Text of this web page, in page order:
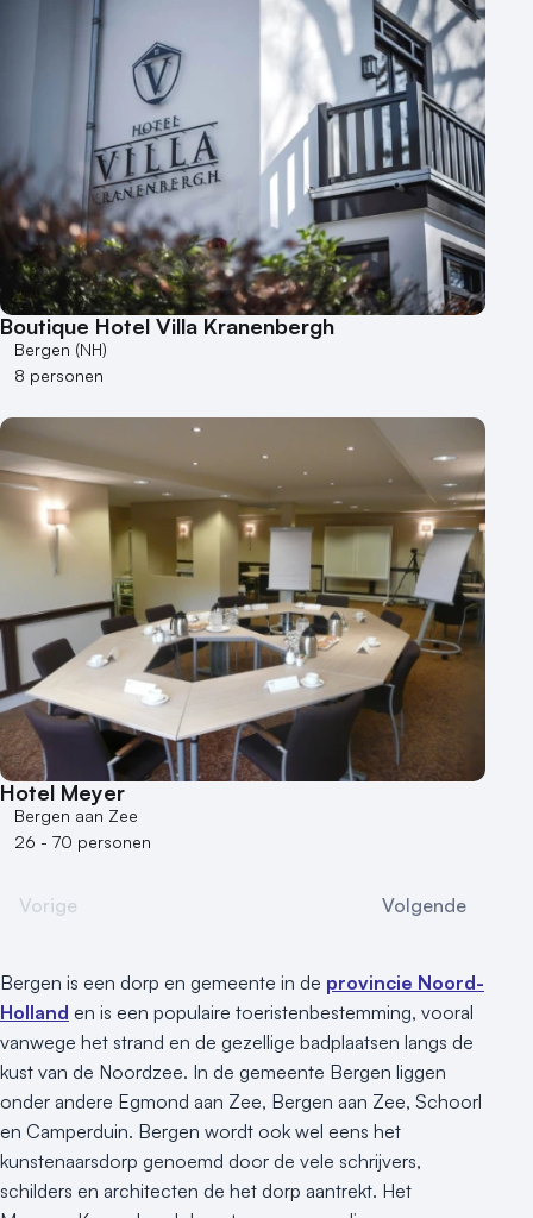
Boutique Hotel Villa Kranenbergh
Bergen (NH)
8 personen
Hotel Meyer
Bergen aan Zee
26 - 70 personen
Vorige Volgende
Bergen is een dorp en gemeente in de provincie Noord-
Holland en is een populaire toeristenbestemming, vooral
vanwege het strand en de gezellige badplaatsen langs de
kust van de Noordzee. In de gemeente Bergen liggen
onder andere Egmond aan Zee, Bergen aan Zee, Schoorl
en Camperduin. Bergen wordt ook wel eens het
kunstenaarsdorp genoemd door de vele schrijvers,
schilders en architecten de het dorp aantrekt. Het